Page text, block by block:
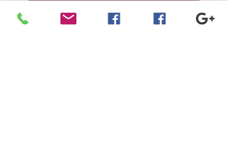
Mélange in varie toalità di celeste,